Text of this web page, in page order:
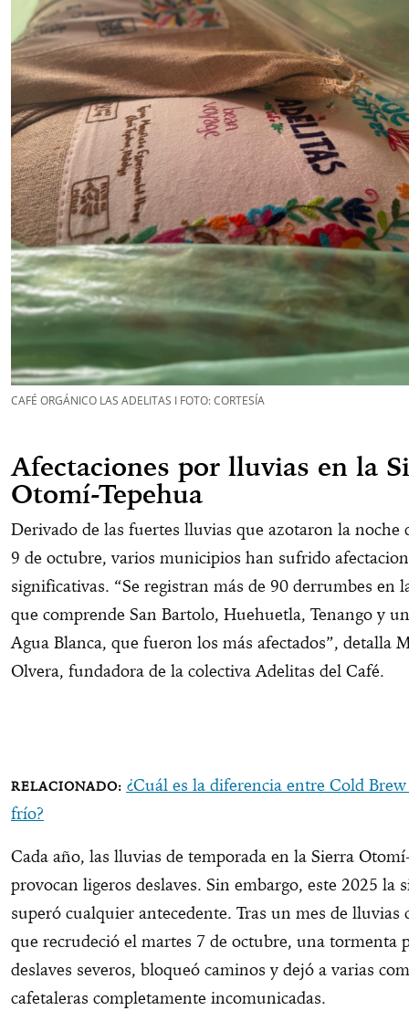
CAFÉ ORGÁNICO LAS ADELITAS I FOTO: CORTESÍA
Afectaciones por lluvias en la
Otomí-Tepehua
Derivado de las fuertes lluvias que azotaron la noche
9 de octubre, varios municipios han sufrido
significativas. “Se registran más de 90 derrumbes en
que comprende San Bartolo, Huehuetla, Tenango y
Agua Blanca, que fueron los más afectados”, detalla
Olvera, fundadora de la colectiva Adelitas del Café.
¿Cuál es la diferencia entre Cold
frío?
Cada año, las lluvias de temporada en la Sierra
provocan ligeros deslaves. Sin embargo, este 2025 la
superó cualquier antecedente. Tras un mes de lluvias
que recrudeció el martes 7 de octubre, una tormenta
deslaves severos, bloqueó caminos y dejó a varias
cafetaleras completamente incomunicadas.